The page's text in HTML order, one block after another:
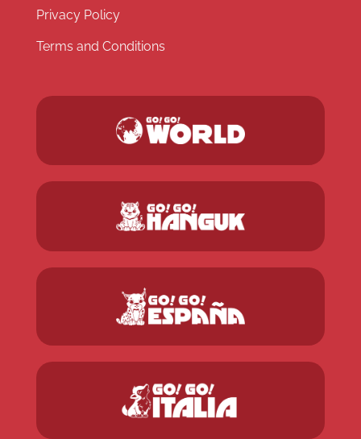
Privacy Policy
Terms and Conditions